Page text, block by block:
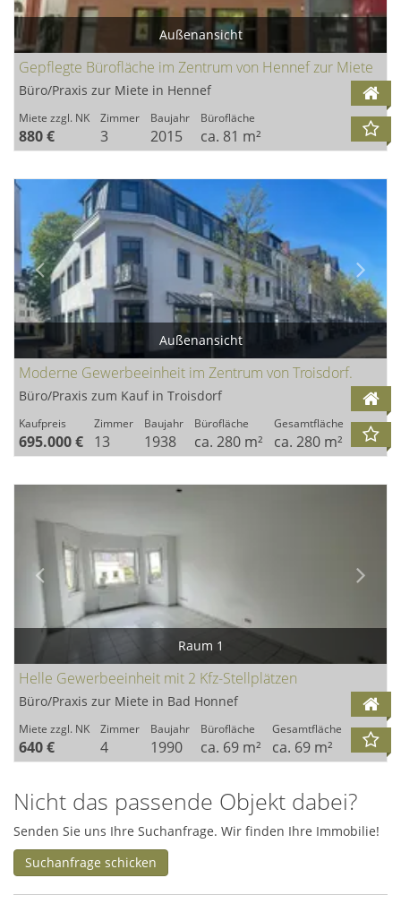
Außenansicht
Gepflegte Bürofläche im Zentrum von Hennef zur Miete
Büro/Praxis zur Miete in Hennef
Miete zzgl. NK
880 €
Zimmer
3
Baujahr
2015
Bürofläche
ca. 81 m²
Außenansicht
Moderne Gewerbeeinheit im Zentrum von Troisdorf.
Büro/Praxis zum Kauf in Troisdorf
Kaufpreis
695.000 €
Zimmer
13
Baujahr
1938
Bürofläche
ca. 280 m²
Gesamtfläche
ca. 280 m²
Raum 1
Helle Gewerbeeinheit mit 2 Kfz-Stellplätzen
Büro/Praxis zur Miete in Bad Honnef
Miete zzgl. NK
640 €
Zimmer
4
Baujahr
1990
Bürofläche
ca. 69 m²
Gesamtfläche
ca. 69 m²
Nicht das passende Objekt dabei?
Senden Sie uns Ihre Suchanfrage. Wir finden Ihre Immobilie!
Suchanfrage schicken